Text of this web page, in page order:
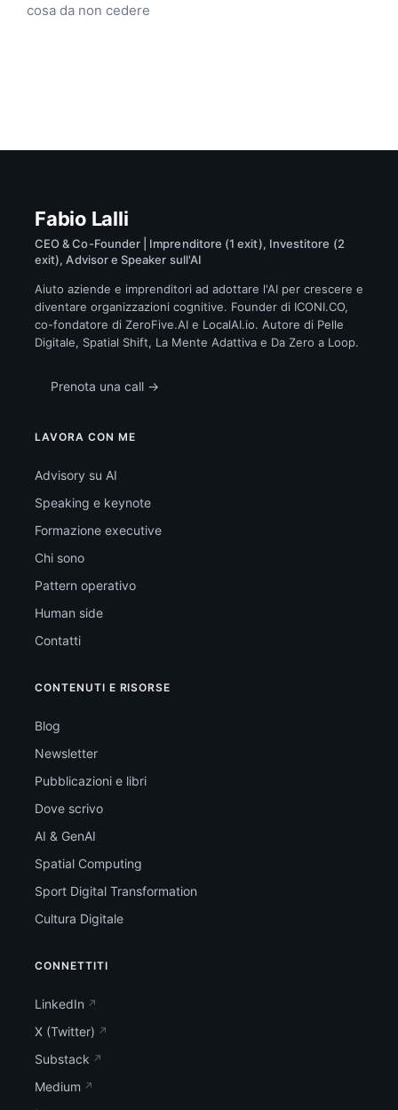
cosa da non cedere
Fabio Lalli
CEO & Co-Founder | Imprenditore (1 exit), Investitore (2
exit), Advisor e Speaker sull'AI
Aiuto aziende e imprenditori ad adottare l'AI per crescere e
diventare organizzazioni cognitive. Founder di ICONI.CO,
co-fondatore di ZeroFive.AI e LocalAI.io. Autore di Pelle
Digitale, Spatial Shift, La Mente Adattiva e Da Zero a Loop.
Prenota una call →
LAVORA CON ME
Advisory su AI
Speaking e keynote
Formazione executive
Chi sono
Pattern operativo
Human side
Contatti
CONTENUTI E RISORSE
Blog
Newsletter
Pubblicazioni e libri
Dove scrivo
AI & GenAI
Spatial Computing
Sport Digital Transformation
Cultura Digitale
CONNETTITI
LinkedIn
X (Twitter)
Substack
Medium